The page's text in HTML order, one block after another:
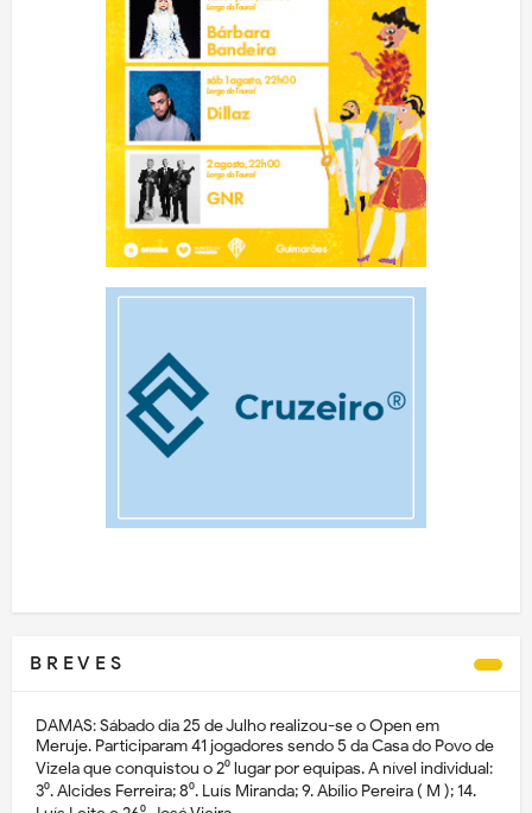
B R E V E S
DAMAS: Sábado dia 25 de Julho realizou-se o Open em
Meruje. Participaram 41 jogadores sendo 5 da Casa do Povo de
Vizela que conquistou o 2⁰ lugar por equipas. A nível individual:
3⁰. Alcides Ferreira; 8⁰. Luís Miranda; 9. Abílio Pereira ( M ); 14.